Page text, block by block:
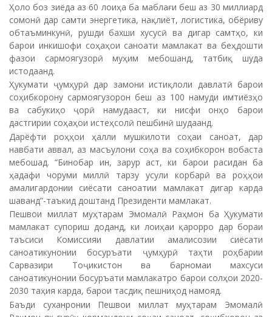
Ҳоло боз зиёда аз 60 лоиҳа ба маблағи беш аз 30 миллиард
сомонӣ дар самти энергетика, нақлиёт, логистика, обёриву
обтаъминкунӣ, рушди бахши хусусӣ ва дигар самтҳо, ки
барои инкишофи соҳаҳои саноати мамлакат ва беҳдошти
фазои сармоягузорӣ муҳим мебошанд, татбиқ шуда
истодаанд.
Ҳукумати ҷумҳурӣ дар замони истиқлоли давлатӣ барои
соҳибкорону сармоягузорон беш аз 100 намуди имтиёзҳо
ва сабукиҳо ҷорӣ намудааст, ки нисфи онҳо барои
дастгирии соҳаҳои истеҳсолӣ пешбинӣ шудаанд.
Дарёфти роҳҳои ҳалли мушкилоти соҳаи саноат, дар
навбати аввал, аз масъулони соҳа ва соҳибкорон вобаста
мебошад. “Бинобар ин, зарур аст, ки барои расидан ба
ҳадафи чоруми миллӣ тарзу усули корбарӣ ва роҳҳои
амалигардонии сиёсати саноатии мамлакат дигар карда
шаванд”-таъкид доштанд Президенти мамлакат.
Пешвои миллат муҳтарам Эмомалӣ Раҳмон ба Ҳукумати
мамлакат супориш доданд, ки лоиҳаи қарорро дар бораи
таъсиси Комиссияи давлатии амалисозии сиёсати
саноатикунонии босуръати ҷумҳурӣ таҳти роҳбарии
Сарвазири Тоҷикистон ва барномаи махсуси
саноатикунонии босуръати мамлакатро барои солҳои 2020-
2030 таҳия карда, барои тасдиқ пешниҳод намояд.
Баъди суханронии Пешвои миллат муҳтарам Эмомалӣ